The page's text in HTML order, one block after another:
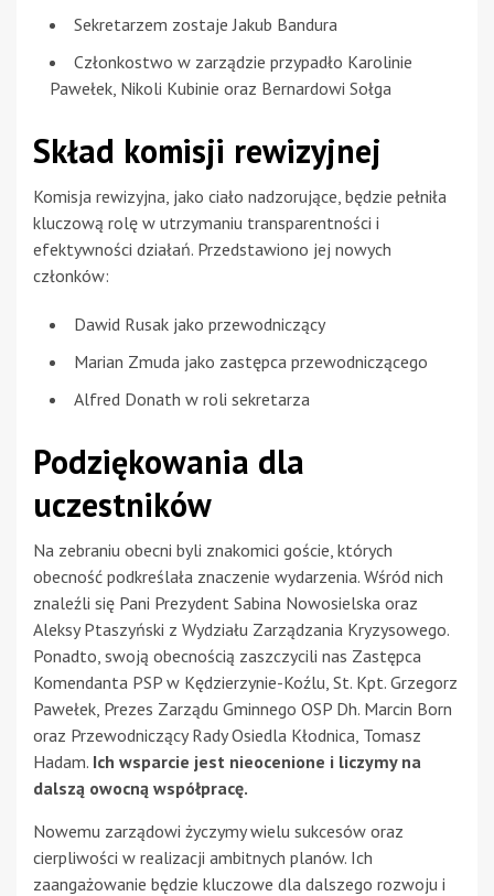
Sekretarzem zostaje Jakub Bandura
Członkostwo w zarządzie przypadło Karolinie
Pawełek, Nikoli Kubinie oraz Bernardowi Sołga
Skład komisji rewizyjnej
Komisja rewizyjna, jako ciało nadzorujące, będzie pełniła
kluczową rolę w utrzymaniu transparentności i
efektywności działań. Przedstawiono jej nowych
członków:
Dawid Rusak jako przewodniczący
Marian Zmuda jako zastępca przewodniczącego
Alfred Donath w roli sekretarza
Podziękowania dla
uczestników
Na zebraniu obecni byli znakomici goście, których
obecność podkreślała znaczenie wydarzenia. Wśród nich
znaleźli się Pani Prezydent Sabina Nowosielska oraz
Aleksy Ptaszyński z Wydziału Zarządzania Kryzysowego.
Ponadto, swoją obecnością zaszczycili nas Zastępca
Komendanta PSP w Kędzierzynie-Koźlu, St. Kpt. Grzegorz
Pawełek, Prezes Zarządu Gminnego OSP Dh. Marcin Born
oraz Przewodniczący Rady Osiedla Kłodnica, Tomasz
Hadam. Ich wsparcie jest nieocenione i liczymy na
dalszą owocną współpracę.
Nowemu zarządowi życzymy wielu sukcesów oraz
cierpliwości w realizacji ambitnych planów. Ich
zaangażowanie będzie kluczowe dla dalszego rozwoju i